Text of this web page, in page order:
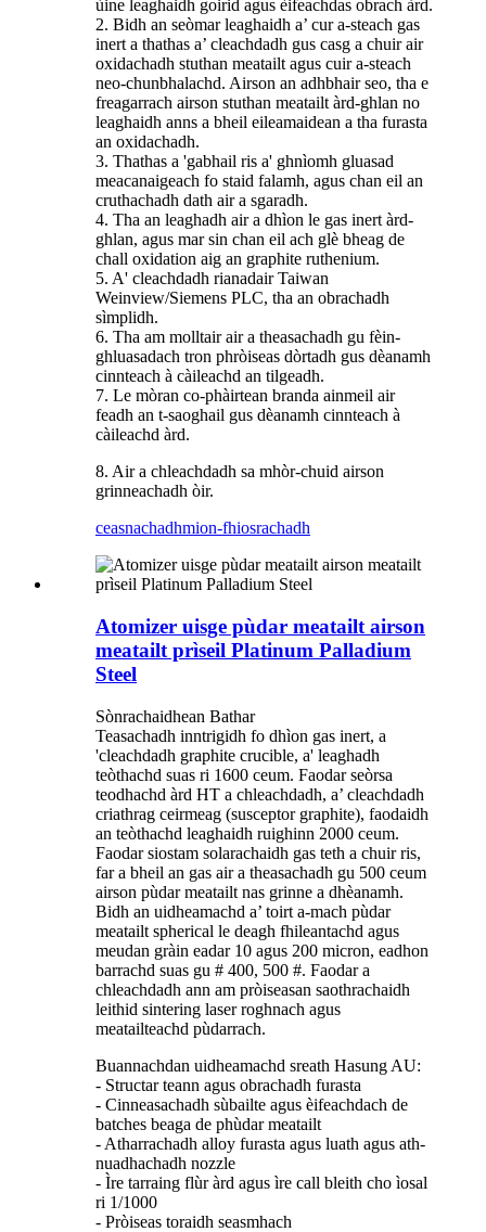
ùine leaghaidh goirid agus èifeachdas obrach àrd.
2. Bidh an seòmar leaghaidh a’ cur a-steach gas
inert a thathas a’ cleachdadh gus casg a chuir air
oxidachadh stuthan meatailt agus cuir a-steach
neo-chunbhalachd. Airson an adhbhair seo, tha e
freagarrach airson stuthan meatailt àrd-ghlan no
leaghaidh anns a bheil eileamaidean a tha furasta
an oxidachadh.
3. Thathas a 'gabhail ris a' ghnìomh gluasad
meacanaigeach fo staid falamh, agus chan eil an
cruthachadh dath air a sgaradh.
4. Tha an leaghadh air a dhìon le gas inert àrd-
ghlan, agus mar sin chan eil ach glè bheag de
chall oxidation aig an graphite ruthenium.
5. A' cleachdadh rianadair Taiwan
Weinview/Siemens PLC, tha an obrachadh
sìmplidh.
6. Tha am molltair air a theasachadh gu fèin-
ghluasadach tron ​​​​phròiseas dòrtadh gus dèanamh
cinnteach à càileachd an tilgeadh.
7. Le mòran co-phàirtean branda ainmeil air
feadh an t-saoghail gus dèanamh cinnteach à
càileachd àrd.
8. Air a chleachdadh sa mhòr-chuid airson
grinneachadh òir.
ceasnachadhmion-fhiosrachadh
Atomizer uisge pùdar meatailt airson
meatailt prìseil Platinum Palladium
Steel
Sònrachaidhean Bathar
Teasachadh inntrigidh fo dhìon gas inert, a
'cleachdadh graphite crucible, a' leaghadh
teòthachd suas ri 1600 ceum. Faodar seòrsa
teodhachd àrd HT a chleachdadh, a’ cleachdadh
criathrag ceirmeag (susceptor graphite), faodaidh
an teòthachd leaghaidh ruighinn 2000 ceum.
Faodar siostam solarachaidh gas teth a chuir ris,
far a bheil an gas air a theasachadh gu 500 ceum
airson pùdar meatailt nas grinne a dhèanamh.
Bidh an uidheamachd a’ toirt a-mach pùdar
meatailt spherical le deagh fhileantachd agus
meudan gràin eadar 10 agus 200 micron, eadhon
barrachd suas gu # 400, 500 #. Faodar a
chleachdadh ann am pròiseasan saothrachaidh
leithid sintering laser roghnach agus
meatailteachd pùdarrach.
Buannachdan uidheamachd sreath Hasung AU:
- Structar teann agus obrachadh furasta
- Cinneasachadh sùbailte agus èifeachdach de
batches beaga de phùdar meatailt
- Atharrachadh alloy furasta agus luath agus ath-
nuadhachadh nozzle
- Ìre tarraing flùr àrd agus ìre call bleith cho ìosal
ri 1/1000
- Pròiseas toraidh seasmhach